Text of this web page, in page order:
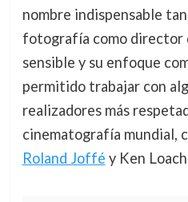
nombre indispensable
fotografía como director
sensible y su enfoque
permitido trabajar con
realizadores más
cinematografía mundial,
Roland Joffé y Ken